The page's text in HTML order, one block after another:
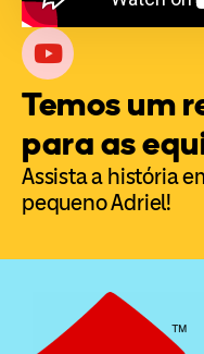
Temos um
para as
Assista a história
pequeno Adriel!